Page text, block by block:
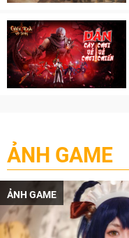
ẢNH GAME
ẢNH GAME